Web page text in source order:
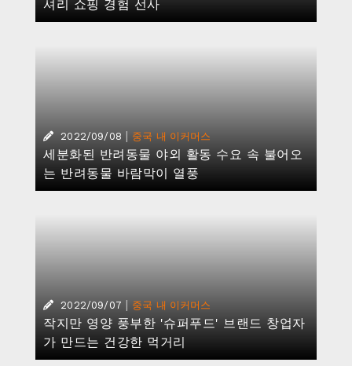
셔리 쇼핑 경험 선사
2022/09/08 | 중국 내 이커머스
세분화된 반려동물 야외 활동 수요 속 불어오
는 반려동물 바람막이 열풍
2022/09/07 | 중국 내 이커머스
작지만 영양 풍부한 '슈퍼푸드' 브랜드 창업자
가 만드는 건강한 먹거리